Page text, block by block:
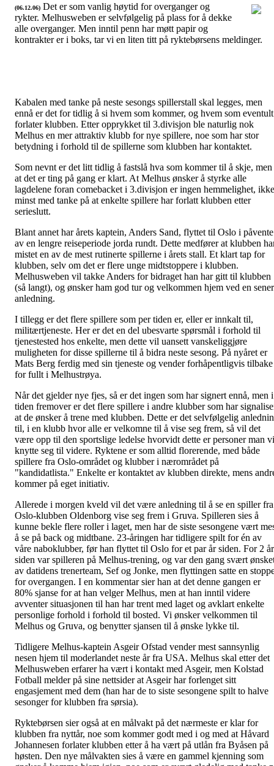
(06.12.06) Det er som vanlig høytid for overganger og
rykter. Melhusweben er selvfølgelig på plass for å dekke
alle overganger. Men inntil penn har møtt papir og
kontrakter er i boks, tar vi en liten titt på ryktebørsens meldinger.
Kabalen med tanke på neste sesongs spillerstall skal legges, men
ennå er det for tidlig å si hvem som kommer, og hvem som eventult
forlater klubben. Etter opprykket til 3.divisjon ble naturlig nok
Melhus en mer attraktiv klubb for nye spillere, noe som har stor
betydning i forhold til de spillerne som klubben har kontaktet.
Som nevnt er det litt tidlig å fastslå hva som kommer til å skje, men
at det er ting på gang er klart. At Melhus ønsker å styrke alle
lagdelene foran comebacket i 3.divisjon er ingen hemmelighet, ikke
minst med tanke på at enkelte spillere har forlatt klubben etter
serieslutt.
Blant annet har årets kaptein, Anders Sand, flyttet til Oslo i påvente
av en lengre reiseperiode jorda rundt. Dette medfører at klubben
mistet en av de mest rutinerte spillerne i årets stall. Et klart tap for
klubben, selv om det er flere unge midtstoppere i klubben.
Melhusweben vil takke Anders for bidraget han har gitt til klubben
(så langt), og ønsker ham god tur og velkommen hjem ved en
anledning.
I tillegg er det flere spillere som per tiden er, eller er innkalt til,
militærtjeneste. Her er det en del ubesvarte spørsmål i forhold til
tjenestested hos enkelte, men dette vil uansett vanskeliggjøre
muligheten for disse spillerne til å bidra neste sesong. På nyåret er
Mats Berg ferdig med sin tjeneste og vender forhåpentligvis tilbake
for fullt i Melhustrøya.
Når det gjelder nye fjes, så er det ingen som har signert ennå, men i
tiden fremover er det flere spillere i andre klubber som har
at de ønsker å trene med klubben. Dette er det selvfølgelig
til, i en klubb hvor alle er velkomne til å vise seg frem, så vil det
være opp til den sportslige ledelse hvorvidt dette er personer man
knytte seg til videre. Ryktene er som alltid florerende, med både
spillere fra Oslo-området og klubber i nærområdet på
"kandidatlista." Enkelte er kontaktet av klubben direkte, mens
kommer på eget initiativ.
Allerede i morgen kveld vil det være anledning til å se en spiller fra
Oslo-klubben Oldenborg vise seg frem i Gruva. Spilleren sies å
kunne bekle flere roller i laget, men har de siste sesongene vært
å se på back og midtbane. 23-åringen har tidligere spilt for én av
våre naboklubber, før han flyttet til Oslo for et par år siden. For 2 år
siden var spilleren på Melhus-trening, og var den gang svært
av datidens trenerteam, Sef og Jonke, men flyttingen satte en
for overgangen. I en kommentar sier han at det denne gangen er
80% sjanse for at han velger Melhus, men at han inntil videre
avventer situasjonen til han har trent med laget og avklart enkelte
personlige forhold i forhold til bosted. Vi ønsker velkommen til
Melhus og Gruva, og benytter sjansen til å ønske lykke til.
Tidligere Melhus-kaptein Asgeir Ofstad vender mest sannsynlig
nesen hjem til moderlandet neste år fra USA. Melhus skal etter det
Melhusweben erfarer ha vært i kontakt med Asgeir, men Kolstad
Fotball melder på sine nettsider at Asgeir har forlenget sitt
engasjement med dem (han har de to siste sesongene spilt to halve
sesonger for klubben fra sørsia).
Ryktebørsen sier også at en målvakt på det nærmeste er klar for
klubben fra nyttår, noe som kommer godt med i og med at Håvard
Johannesen forlater klubben etter å ha vært på utlån fra Byåsen på
høsten. Den nye målvakten sies å være en gammel kjenning som